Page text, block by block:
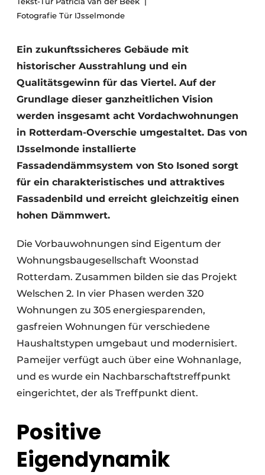
Podcasts
GeschichteMetadaten
Ein Stellenangebot registrieren
Freie Stellen
Videos
Glas
Fotografie Tür IJsselmonde
Ein zukunftssicheres Gebäude mit
historischer Ausstrahlung und ein
Qualitätsgewinn für das Viertel. Auf der
Grundlage dieser ganzheitlichen Vision
werden insgesamt acht Vordachwohnungen
in Rotterdam-Overschie umgestaltet. Das von
IJsselmonde installierte
Fassadendämmsystem von Sto Isoned sorgt
für ein charakteristisches und attraktives
Fassadenbild und erreicht gleichzeitig einen
hohen Dämmwert.
Die Vorbauwohnungen sind Eigentum der
Wohnungsbaugesellschaft Woonstad
Rotterdam. Zusammen bilden sie das Projekt
Welschen 2. In vier Phasen werden 320
Wohnungen zu 305 energiesparenden,
gasfreien Wohnungen für verschiedene
Haushaltstypen umgebaut und modernisiert.
Pameijer verfügt auch über eine Wohnanlage,
und es wurde ein Nachbarschaftstreffpunkt
eingerichtet, der als Treffpunkt dient.
Positive
Eigendynamik